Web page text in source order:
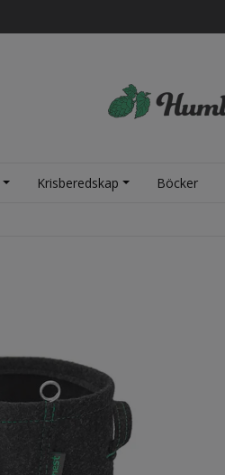
Krisberedskap Böcker